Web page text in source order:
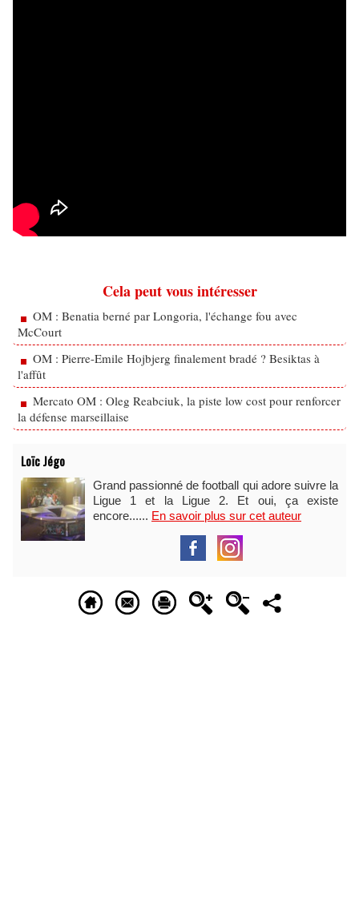
Cela peut vous intéresser
OM : Benatia berné par Longoria, l'échange fou avec
McCourt
OM : Pierre-Emile Hojbjerg finalement bradé ? Besiktas à
l'affût
Mercato OM : Oleg Reabciuk, la piste low cost pour renforcer
la défense marseillaise
Loïc Jégo
Grand passionné de football qui adore suivre la
Ligue 1 et la Ligue 2. Et oui, ça existe
encore...... En savoir plus sur cet auteur